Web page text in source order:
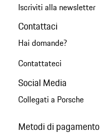
Iscriviti alla newsletter
Contattaci
Hai domande?
Contattateci
Social Media
Collegati a Porsche
Metodi di pagamento